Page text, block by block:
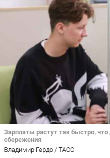
Зарплаты растут так быстро, что
сбережения
Владимир Гердо / ТАСС